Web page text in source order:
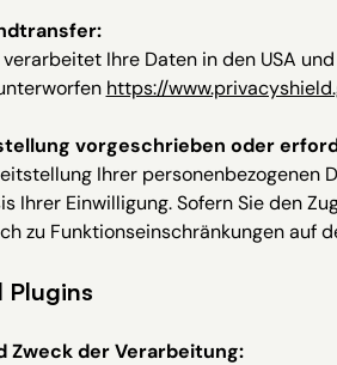
Ihre Daten in den USA
https://
vorgeschrieben oder
Ihrer personenbezogenen
Ihrer Einwilligung. Sofern Sie den
zu Funktionseinschränkungen auf
Plugins
Zweck der Verarbeitung: